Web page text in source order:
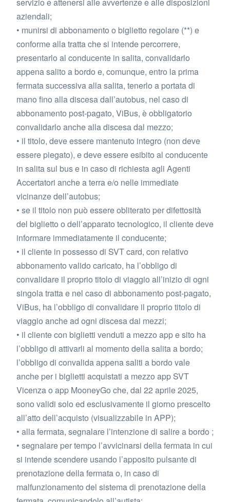
aziendali;
• munirsi di abbonamento o biglietto regolare (**) e
conforme alla tratta che si intende percorrere,
presentarlo al conducente in salita, convalidarlo
appena salito a bordo e, comunque, entro la prima
fermata successiva alla salita, tenerlo a portata di
mano fino alla discesa dall’autobus, nel caso di
abbonamento post-pagato, ViBus, è obbligatorio
convalidarlo anche alla discesa dal mezzo;
• il titolo, deve essere mantenuto integro (non deve
essere piegato), e deve essere esibito al conducente
in salita sul bus e in caso di richiesta agli Agenti
Accertatori anche a terra e/o nelle immediate
vicinanze dell’autobus;
• se il titolo non può essere obliterato per difettosità
del biglietto o dell’apparato tecnologico, il cliente deve
informare immediatamente il conducente;
• il cliente in possesso di SVT card, con relativo
abbonamento valido caricato, ha l’obbligo di
convalidare il proprio titolo di viaggio all’inizio di ogni
singola tratta e nel caso di abbonamento post-pagato,
ViBus, ha l’obbligo di convalidare il proprio titolo di
viaggio anche ad ogni discesa dai mezzi;
• il cliente con biglietti venduti a mezzo app e sito ha
l’obbligo di attivarli al momento della salita a bordo;
l’obbligo di convalida appena saliti a bordo vale
anche per i biglietti acquistati a mezzo app SVT
Vicenza o app MooneyGo che, dal 22 aprile 2025,
sono validi solo ed esclusivamente il giorno prescelto
all’atto dell’acquisto (visualizzabile in APP);
• alla fermata, segnalare l’intenzione di salire a bordo ;
• segnalare per tempo l’avvicinarsi della fermata in cui
si intende scendere usando l’apposito pulsante di
prenotazione della fermata o, in caso di
malfunzionamento del sistema di prenotazione della